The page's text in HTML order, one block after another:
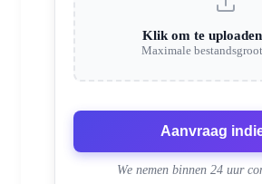
Klik om te
Maximale
Aanvraag
We nemen binnen 24 uur